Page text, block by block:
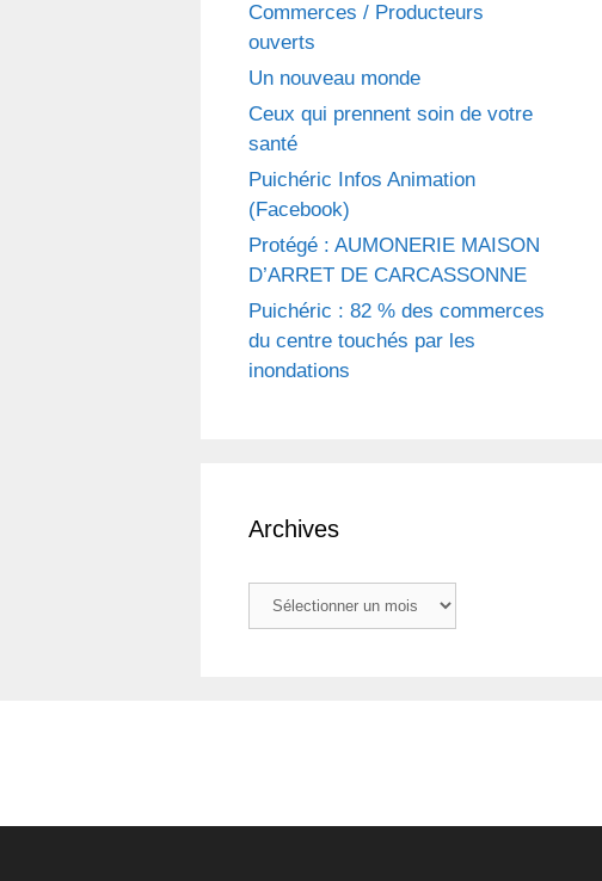
Commerces / Producteurs
ouverts
Un nouveau monde
Ceux qui prennent soin de votre
santé
Puichéric Infos Animation
(Facebook)
Protégé : AUMONERIE MAISON
D’ARRET DE CARCASSONNE
Puichéric : 82 % des commerces
du centre touchés par les
inondations
Archives
Archives